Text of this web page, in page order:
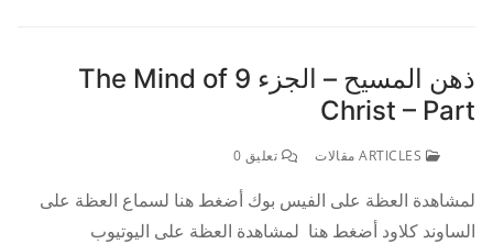
ذهن المسيح – الجزء 9 The Mind of
Christ – Part
تعليق 0
لمشاهدة العظة على الفيس بوك أضغط هنا لسماع العظة على
الساوند كلاود أضغط هنا لمشاهدة العظة على اليوتيوب